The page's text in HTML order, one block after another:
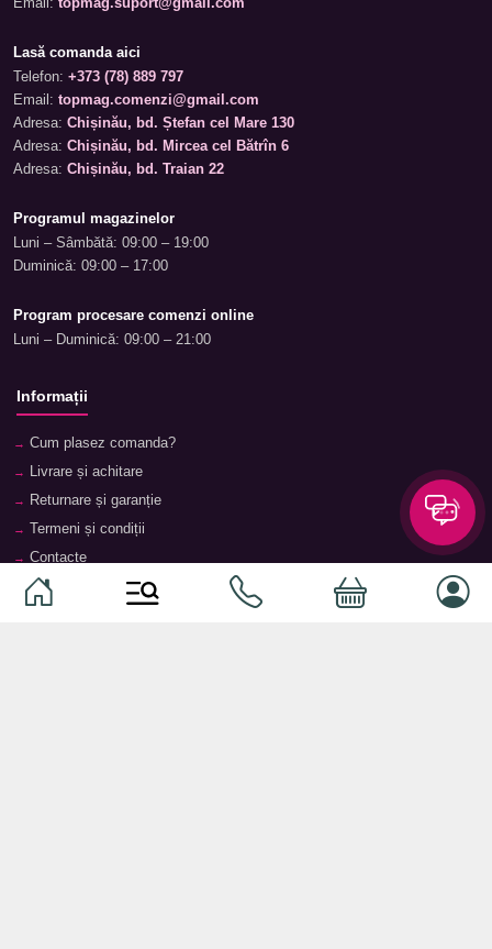
Lasă comanda aici
Telefon: +373 (78) 889 797
Email: topmag.comenzi@gmail.com
Adresa: Chișinău, bd. Ștefan cel Mare 130
Adresa: Chișinău, bd. Mircea cel Bătrîn 6
Adresa: Chișinău, bd. Traian 22
Programul magazinelor
Luni – Sâmbătă: 09:00 – 19:00
Duminică: 09:00 – 17:00
Program procesare comenzi online
Luni – Duminică: 09:00 – 21:00
Informații
Cum plasez comanda?
Livrare și achitare
Returnare și garanție
Termeni și condiții
Contacte
Magazine